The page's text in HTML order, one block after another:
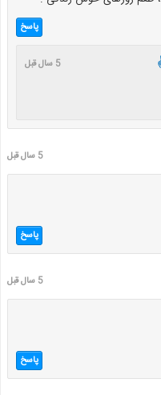
پاسخ
5 سال قبل
5 سال قبل
پاسخ
5 سال قبل
پاسخ